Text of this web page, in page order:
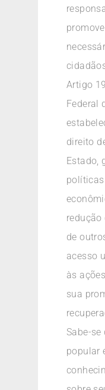
Artigo
Federal
direito
Estado,
redução
de
acesso
às
sua
Sabe-
popular